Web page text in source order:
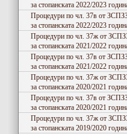
за стопанската 2022/2023
Процедури по чл. 37в от
за стопанската 2022/2023
Процедури по чл. 37ж от
за стопанската 2021/2022
Процедури по чл. 37в от
за стопанската 2021/2022
Процедури по чл. 37ж от
за стопанската 2020/2021
Процедури по чл. 37в от
за стопанската 2020/2021
Процедури по чл. 37ж от
за стопанската 2019/2020